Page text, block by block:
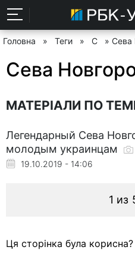
Головна » Теги » С » Сева
Сева
МАТЕРІАЛИ ПО
Легендарный Сева
молодым украинцам
19.10.2019 - 14:06
1 из
Ця сторінка була корисна?